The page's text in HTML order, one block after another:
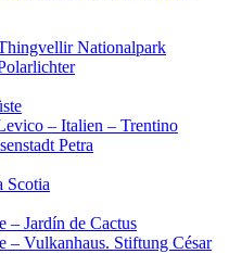
Nationalpark
– Italien – Trentino
Petra
Scotia
– Jardín de Cactus
– Vulkanhaus. Stiftung César